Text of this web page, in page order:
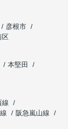
彦根市
区
本堅田
線
阪急嵐山線